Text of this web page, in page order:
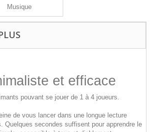
Musique
et efficace
pouvant se jouer de 1 à 4 joueurs.
de vous lancer dans une longue lecture
Quelques secondes suffisent pour apprendre le